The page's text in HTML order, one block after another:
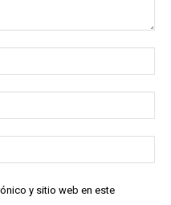
y sitio web en este